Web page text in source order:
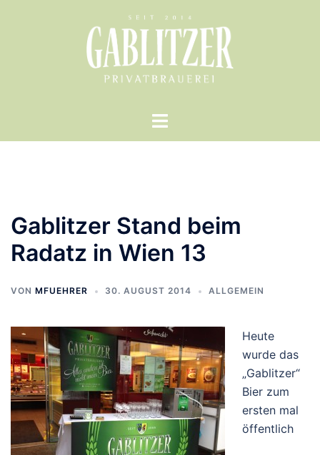
Menü
Gablitzer Stand beim
Radatz in Wien 13
VON MFUEHRER 30. AUGUST 2014 ALLGEMEIN
Heute
wurde das
„Gablitzer“
Bier zum
ersten mal
öffentlich